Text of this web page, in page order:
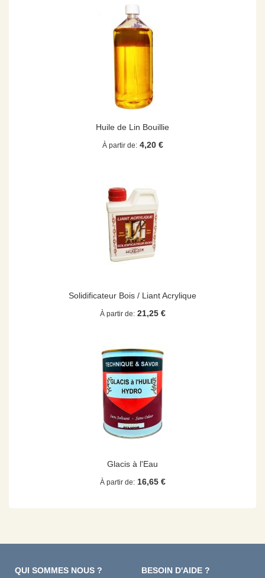
Huile de Lin Bouillie
À partir de 4,20 €
Solidificateur Bois / Liant Acrylique
À partir de 21,25 €
Glacis à l'Eau
À partir de 16,65 €
QUI SOMMES NOUS ? BESOIN D'AIDE ?